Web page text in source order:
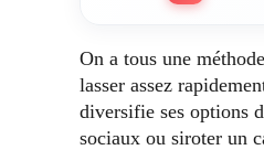
On a tous une
lasser assez
diversifie ses options
sociaux ou siroter un